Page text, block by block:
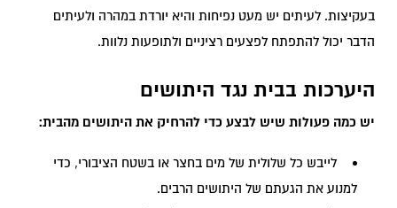
בעקיצות. לעיתים יש מעט נפיחות והיא יורדת במהרה ולעיתים
הדבר יכול להתפתח לפצעים רציניים ולתופעות נלוות.
היערכות בבית נגד היתושים
יש כמה פעולות שיש לבצע כדי להרחיק את היתושים מהבית:
לייבש כל שלולית של מים בחצר או בשטח הציבורי, כדי
למנוע את הגעתם של היתושים הרבים.
הכרחיים
עוגיות אלו
הן נדרשות
האתר.